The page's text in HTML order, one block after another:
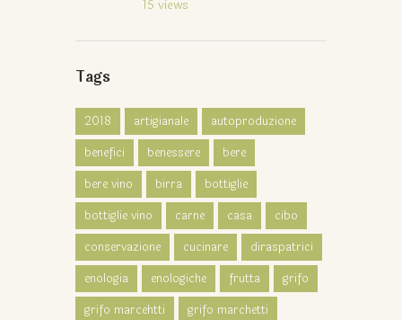
15 views
Tags
2018 artigianale
autoproduzione
benefici
benessere
bere
bere vino
birra
bottiglie
bottiglie vino
carne casa
cibo
conservazione
cucinare
diraspatrici
enologia
enologiche frutta
grifo
grifo marcehtti
grifo marchetti